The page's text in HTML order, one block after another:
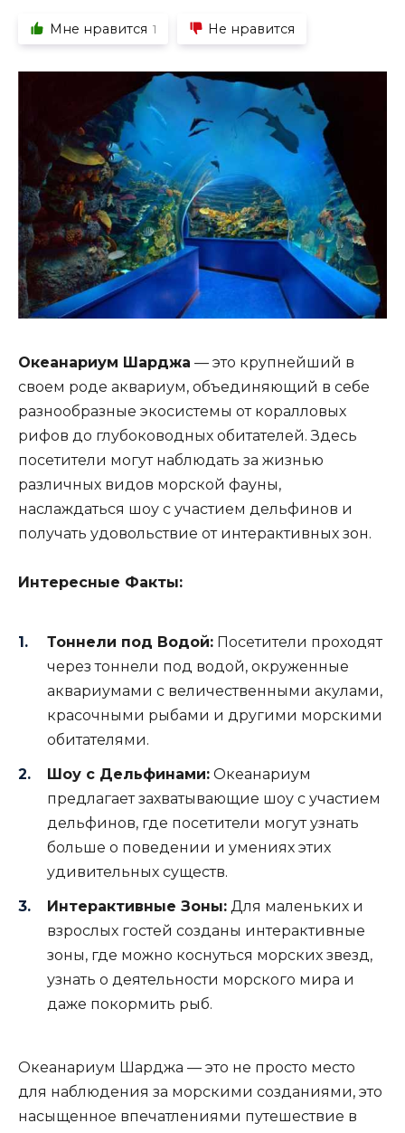
Мне нравится 1 Не нравится
Океанариум Шарджа — это крупнейший в
своем роде аквариум, объединяющий в себе
разнообразные экосистемы от коралловых
рифов до глубоководных обитателей. Здесь
посетители могут наблюдать за жизнью
различных видов морской фауны,
наслаждаться шоу с участием дельфинов и
получать удовольствие от интерактивных зон.
Интересные Факты:
Тоннели под Водой: Посетители проходят
через тоннели под водой, окруженные
аквариумами с величественными акулами,
красочными рыбами и другими морскими
обитателями.
Шоу с Дельфинами: Океанариум
предлагает захватывающие шоу с участием
дельфинов, где посетители могут узнать
больше о поведении и умениях этих
удивительных существ.
Интерактивные Зоны: Для маленьких и
взрослых гостей созданы интерактивные
зоны, где можно коснуться морских звезд,
узнать о деятельности морского мира и
даже покормить рыб.
Океанариум Шарджа — это не просто место
для наблюдения за морскими созданиями, это
насыщенное впечатлениями путешествие в